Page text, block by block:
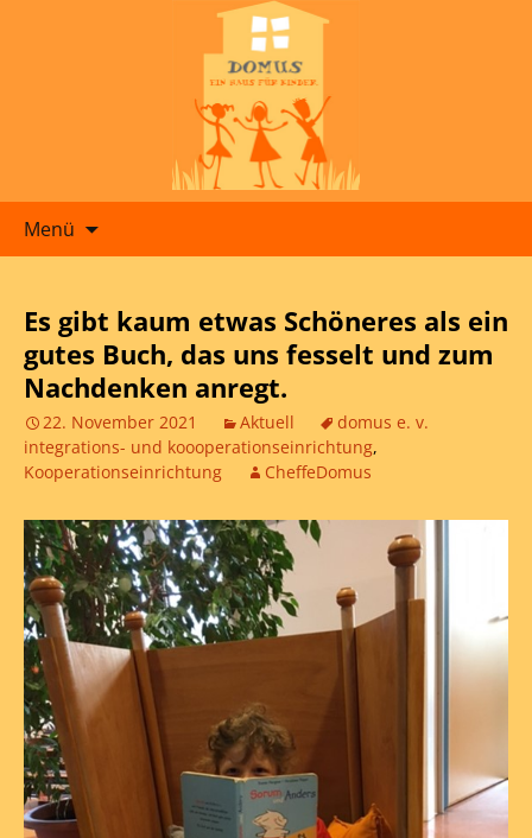
Menü
Es gibt kaum etwas Schöneres als ein
gutes Buch, das uns fesselt und zum
Nachdenken anregt.
22. November 2021 Aktuell
domus e. v.
integrations- und koooperationseinrichtung,
Kooperationseinrichtung
CheffeDomus